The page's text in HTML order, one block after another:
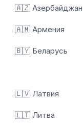
🇦🇿 Азербайджан
🇦🇲 Армения
🇧🇾 Беларусь
🇱🇻 Латвия
🇱🇹 Литва